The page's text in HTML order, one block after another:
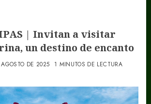
| Invitan a visitar
un destino de encanto
DE 2025 1 MINUTOS DE LECTURA